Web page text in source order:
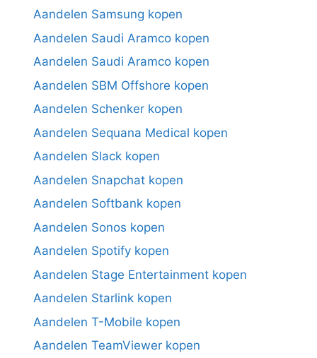
Aandelen Samsung kopen
Aandelen Saudi Aramco kopen
Aandelen Saudi Aramco kopen
Aandelen SBM Offshore kopen
Aandelen Schenker kopen
Aandelen Sequana Medical kopen
Aandelen Slack kopen
Aandelen Snapchat kopen
Aandelen Softbank kopen
Aandelen Sonos kopen
Aandelen Spotify kopen
Aandelen Stage Entertainment kopen
Aandelen Starlink kopen
Aandelen T-Mobile kopen
Aandelen TeamViewer kopen